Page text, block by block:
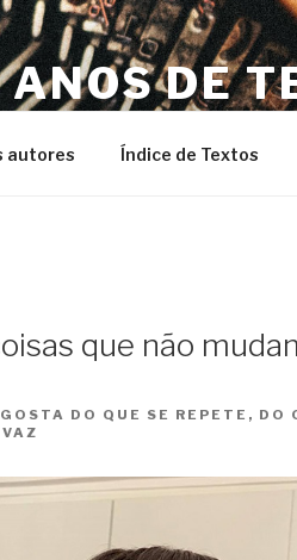
DE
autores Índice de Textos
que não
DO QUE SE REPETE, DO